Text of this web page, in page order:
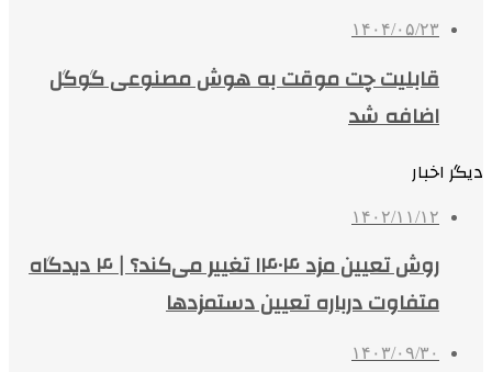
۱۴۰۴/۰۵/۲۳
قابلیت چت موقت به هوش مصنوعی گوگل
اضافه شد
دیگر اخبار
۱۴۰۲/۱۱/۱۲
روش تعیین مزد ۱۴۰۴ تغییر می‌کند؟ | ۴ دیدگاه
متفاوت درباره تعیین دستمزدها
۱۴۰۳/۰۹/۳۰